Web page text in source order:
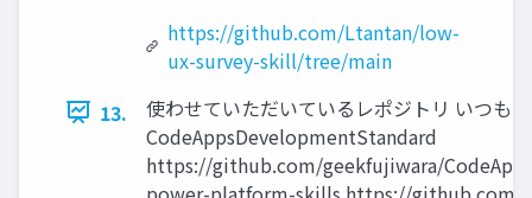
https://github.com/Ltantan/low-
ux-survey-skill/tree/main
13.
使わせていただいているレポジトリ いつも
CodeAppsDevelopmentStandard
https://github.com/geekfujiwara/